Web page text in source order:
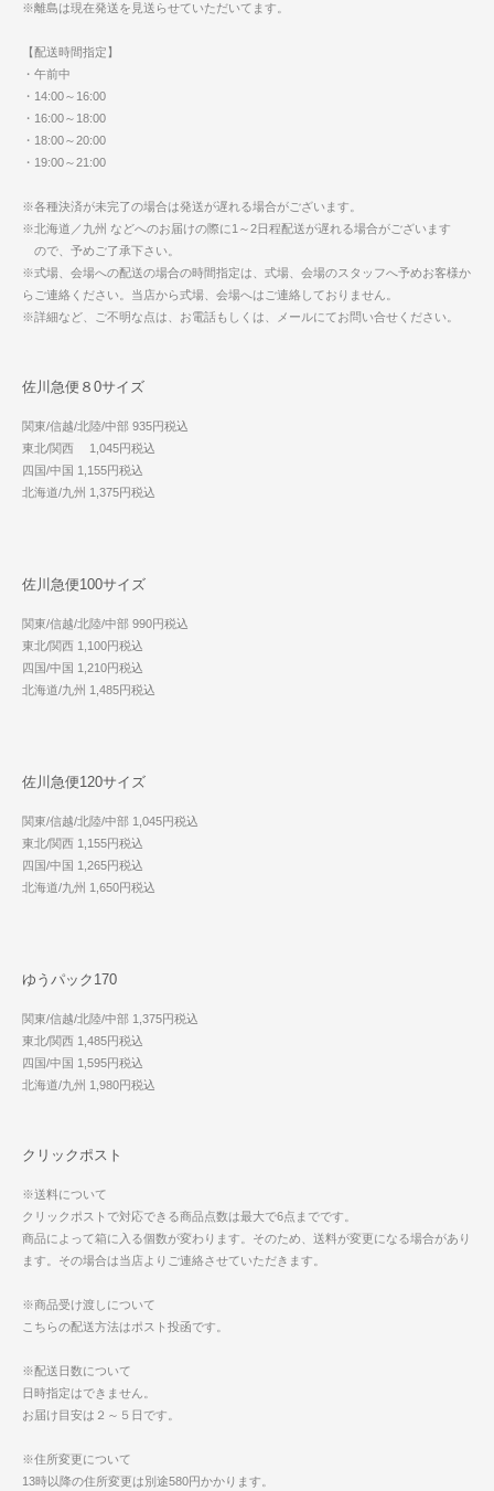
※離島は現在発送を見送らせていただいてます。
【配送時間指定】
・午前中
・14:00～16:00
・16:00～18:00
・18:00～20:00
・19:00～21:00
※各種決済が未完了の場合は発送が遅れる場合がございます。
※北海道／九州 などへのお届けの際に1～2日程配送が遅れる場合がございます
ので、予めご了承下さい。
※式場、会場への配送の場合の時間指定は、式場、会場のスタッフへ予めお客様か
らご連絡ください。当店から式場、会場へはご連絡しておりません。
※詳細など、ご不明な点は、お電話もしくは、メールにてお問い合せください。
佐川急便８0サイズ
関東/信越/北陸/中部 935円税込
東北/関西 1,045円税込
四国/中国 1,155円税込
北海道/九州 1,375円税込
佐川急便100サイズ
関東/信越/北陸/中部 990円税込
東北/関西 1,100円税込
四国/中国 1,210円税込
北海道/九州 1,485円税込
佐川急便120サイズ
関東/信越/北陸/中部 1,045円税込
東北/関西 1,155円税込
四国/中国 1,265円税込
北海道/九州 1,650円税込
ゆうパック170
関東/信越/北陸/中部 1,375円税込
東北/関西 1,485円税込
四国/中国 1,595円税込
北海道/九州 1,980円税込
クリックポスト
※送料について
クリックポストで対応できる商品点数は最大で6点までです。
商品によって箱に入る個数が変わります。そのため、送料が変更になる場合があり
ます。その場合は当店よりご連絡させていただきます。
※商品受け渡しについて
こちらの配送方法はポスト投函です。
※配送日数について
日時指定はできません。
お届け目安は２～５日です。
※住所変更について
13時以降の住所変更は別途580円かかります。